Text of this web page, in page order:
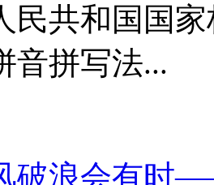
民共和国国
音拼写法...
破浪会有时